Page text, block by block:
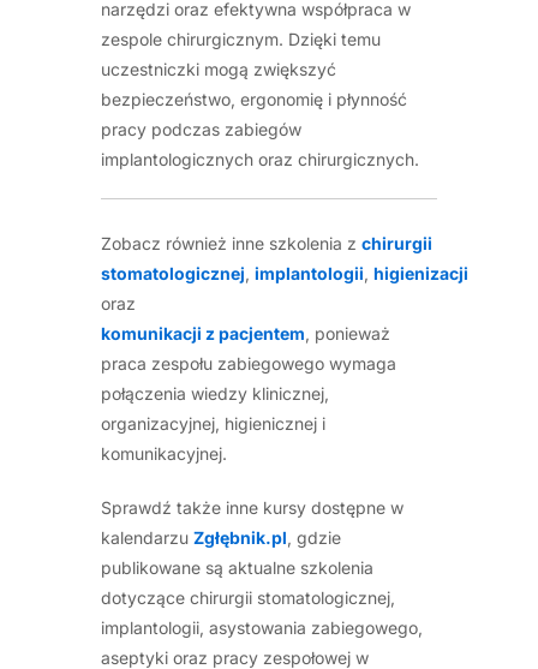
narzędzi oraz efektywna współpraca w
zespole chirurgicznym. Dzięki temu
uczestniczki mogą zwiększyć
bezpieczeństwo, ergonomię i płynność
pracy podczas zabiegów
implantologicznych oraz chirurgicznych.
Zobacz również inne szkolenia z chirurgii
stomatologicznej, implantologii, higienizacji
oraz
komunikacji z pacjentem, ponieważ
praca zespołu zabiegowego wymaga
połączenia wiedzy klinicznej,
organizacyjnej, higienicznej i
komunikacyjnej.
Sprawdź także inne kursy dostępne w
kalendarzu Zgłębnik.pl, gdzie
publikowane są aktualne szkolenia
dotyczące chirurgii stomatologicznej,
implantologii, asystowania zabiegowego,
aseptyki oraz pracy zespołowej w